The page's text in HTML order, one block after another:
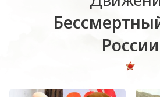
России